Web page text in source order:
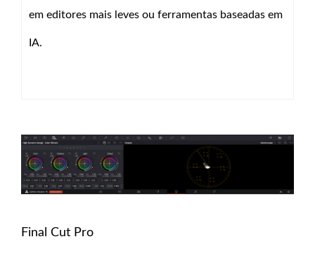
em editores mais leves ou ferramentas baseadas em
IA.
Final Cut Pro